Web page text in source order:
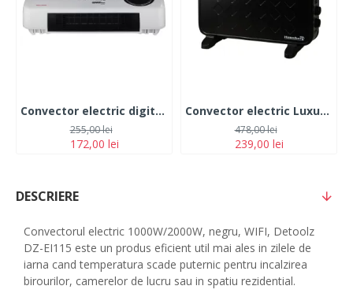
Convector electric digital de perete cu ventilator HAUSBERG HB-8217AB, 2000W, 2 Nivele de putere, Telecomanda, Temporizator, Alb
172,00 lei
255,00 lei
Convector electric Luxury HAUSBERG HB-8220, 2000W, 2 trepte de putere, termostat, protectie supraincalzire, indicator luminos, functie Turbo, Negru
239,00 lei
478,00 lei
DESCRIERE
Convectorul electric 1000W/2000W, negru, WIFI, Detoolz
DZ-EI115 este un produs eficient util mai ales in zilele de
iarna cand temperatura scade puternic pentru incalzirea
birourilor, camerelor de lucru sau in spatiu rezidential.